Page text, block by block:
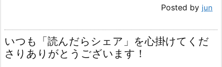
Posted by jun
いつも「読んだらシェア」を心掛けてくだ
さりありがとうございます！